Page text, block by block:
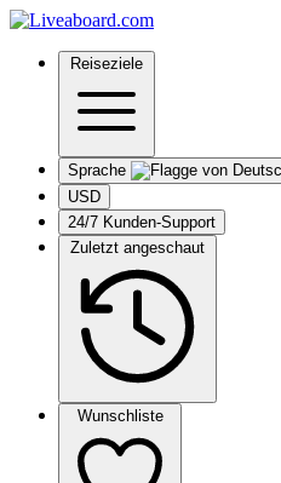
Reiseziele
Sprache
USD
24/7 Kunden-Support
Zuletzt angeschaut
Wunschliste